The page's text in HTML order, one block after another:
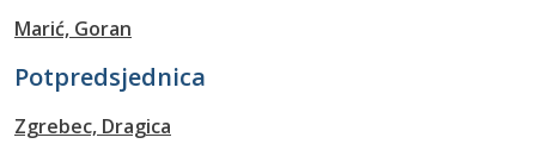
Marić, Goran
Potpredsjednica
Zgrebec, Dragica